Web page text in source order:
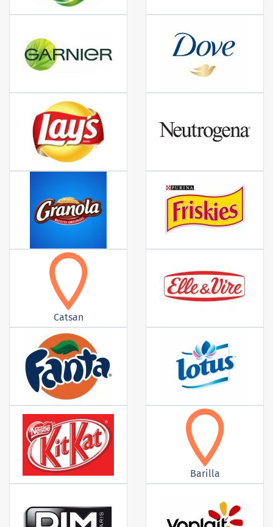
Catsan
Barilla